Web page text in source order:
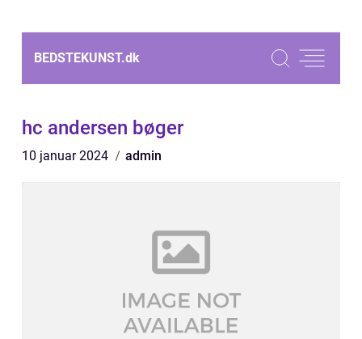
BEDSTEKUNST.dk
hc andersen bøger
10 januar 2024 admin